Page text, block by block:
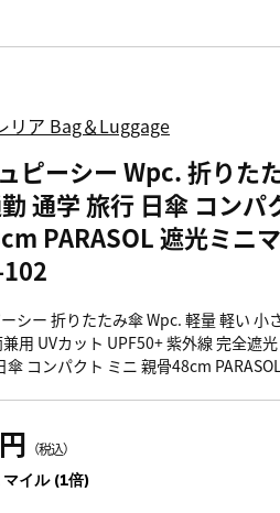
リア Bag＆Luggage
ピーシー Wpc. 折りた
通学 旅行 日傘 コンパ
PARASOL 遮光ミニ
シー 折りたたみ傘 Wpc. 軽量 軽い 小
用 UVカット UPF50+ 紫外線 完全遮
傘 コンパクト ミニ 親骨48cm
（税込）
イル (1倍)